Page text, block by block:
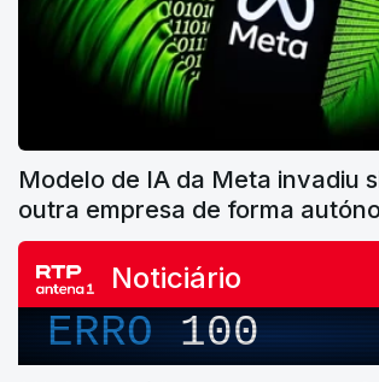
Modelo de IA da Meta invadiu
outra empresa de forma
Noticiário
ERRO 100